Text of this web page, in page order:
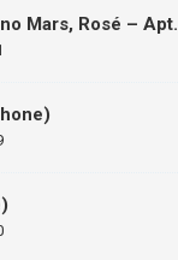
Mars, Rosé – Apt.